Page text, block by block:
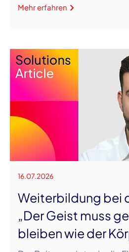
Mehr erfahren
16.07.2026
Weiterbildung bei
„Der Geist muss
bleiben wie der